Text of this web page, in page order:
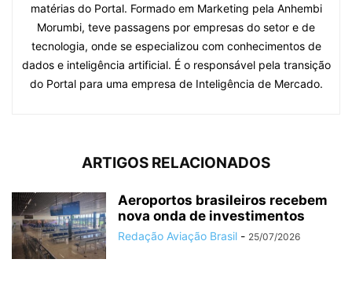
matérias do Portal. Formado em Marketing pela Anhembi
Morumbi, teve passagens por empresas do setor e de
tecnologia, onde se especializou com conhecimentos de
dados e inteligência artificial. É o responsável pela transição
do Portal para uma empresa de Inteligência de Mercado.
ARTIGOS RELACIONADOS
Aeroportos brasileiros recebem
nova onda de investimentos
Redação Aviação Brasil - 25/07/2026